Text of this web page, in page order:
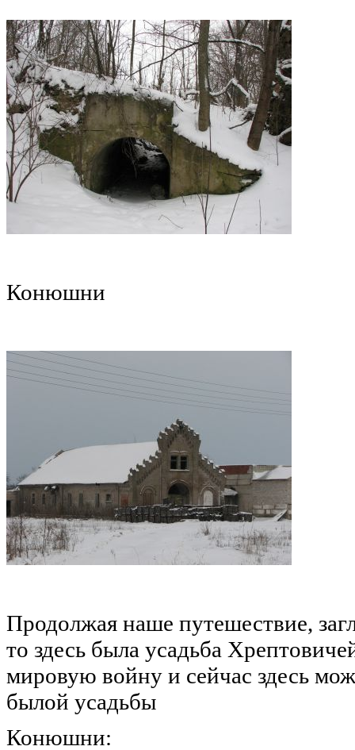
Конюшни
Продолжая наше путешествие,
то здесь была усадьба
мировую войну и сейчас здесь
былой усадьбы
Конюшни: